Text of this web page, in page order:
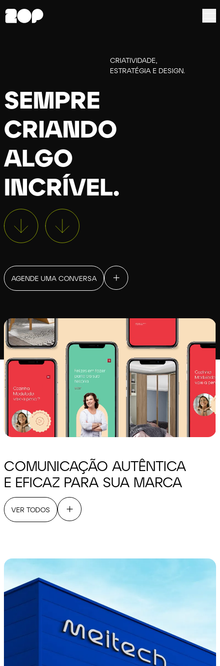
CRIATIVIDADE,
ESTRATÉGIA E DESIGN.
SEMPRE
CRIANDO
ALGO
INCRÍVEL.
AGENDE UMA CONVERSA
COMUNICAÇÃO AUTÊNTICA
E EFICAZ PARA SUA MARCA
VER TODOS